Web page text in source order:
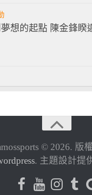
想的起點 陳金鋒睽
© 2026. 版
. 主題設計提